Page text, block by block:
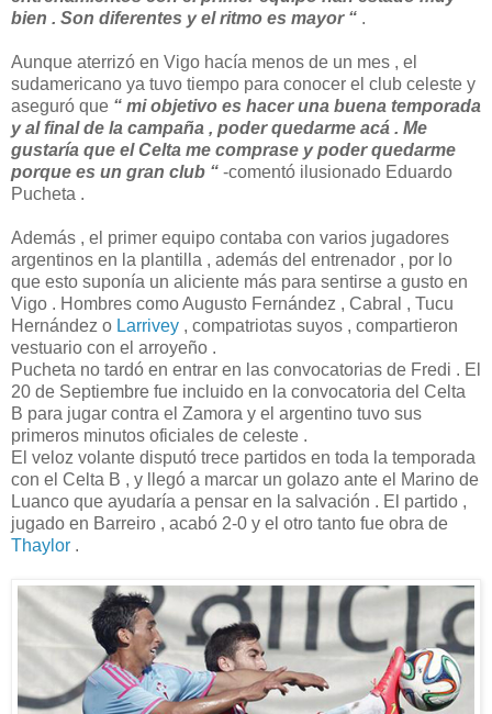
bien . Son diferentes y el ritmo es mayor “ .
Aunque aterrizó en Vigo hacía menos de un mes , el
sudamericano ya tuvo tiempo para conocer el club celeste y
aseguró que “ mi objetivo es hacer una buena temporada
y al final de la campaña , poder quedarme acá . Me
gustaría que el Celta me comprase y poder quedarme
porque es un gran club “ -comentó ilusionado Eduardo
Pucheta .
Además , el primer equipo contaba con varios jugadores
argentinos en la plantilla , además del entrenador , por lo
que esto suponía un aliciente más para sentirse a gusto en
Vigo . Hombres como Augusto Fernández , Cabral , Tucu
Hernández o Larrivey , compatriotas suyos , compartieron
vestuario con el arroyeño .
Pucheta no tardó en entrar en las convocatorias de Fredi . El
20 de Septiembre fue incluido en la convocatoria del Celta
B para jugar contra el Zamora y el argentino tuvo sus
primeros minutos oficiales de celeste .
El veloz volante disputó trece partidos en toda la temporada
con el Celta B , y llegó a marcar un golazo ante el Marino de
Luanco que ayudaría a pensar en la salvación . El partido ,
jugado en Barreiro , acabó 2-0 y el otro tanto fue obra de
Thaylor .